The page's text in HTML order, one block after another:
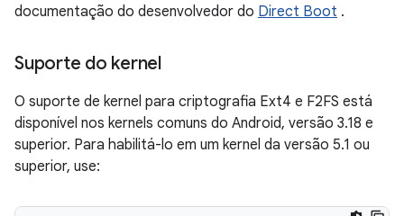
documentação do desenvolvedor do Direct Boot .
Suporte do kernel
O suporte de kernel para criptografia Ext4 e F2FS está
disponível nos kernels comuns do Android, versão 3.18 e
superior. Para habilitá-lo em um kernel da versão 5.1 ou
superior, use: